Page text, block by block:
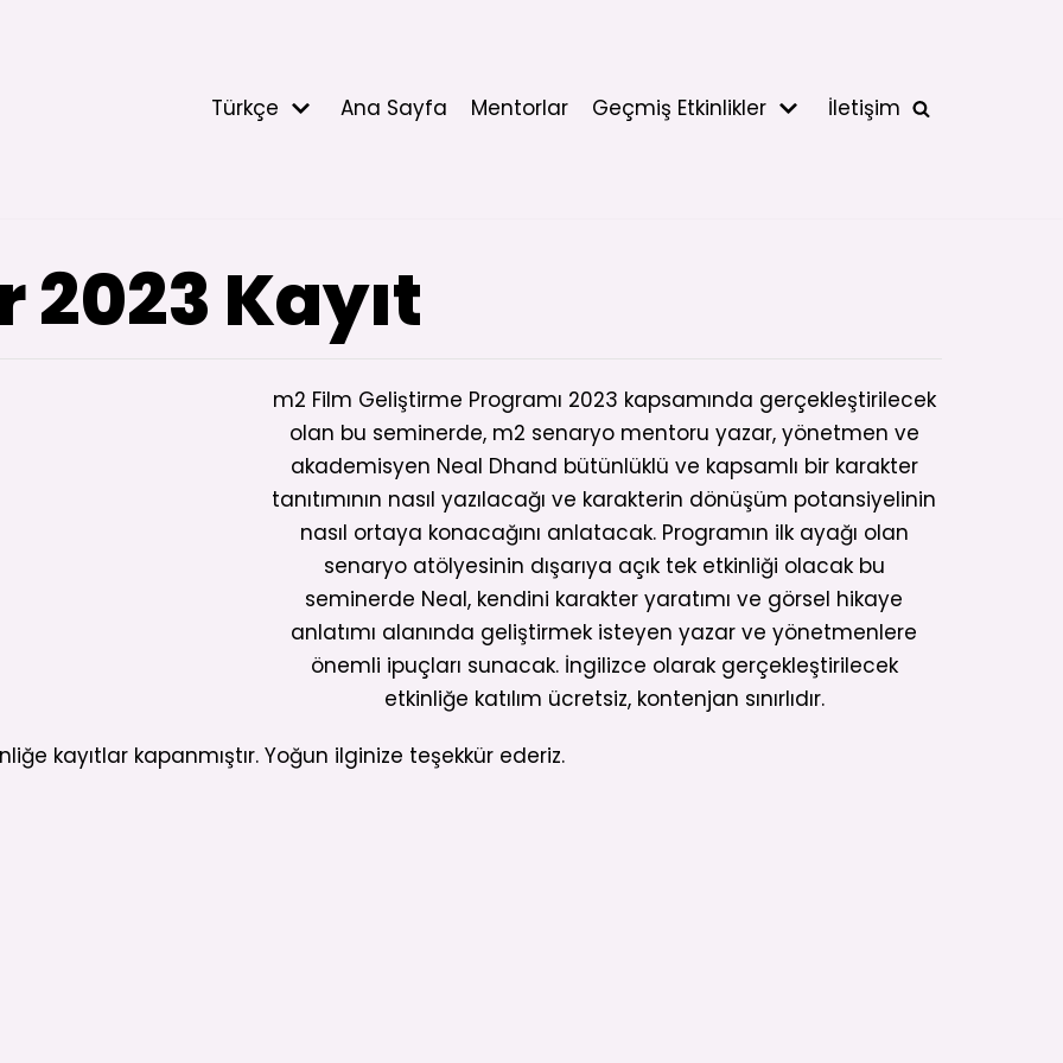
Türkçe Ana Sayfa Mentorlar Geçmiş Etkinlikler İletişim
Kayıt
m2 Film Geliştirme Programı 2023 kapsamında gerçekleştirilecek
olan bu seminerde, m2 senaryo mentoru yazar, yönetmen ve
akademisyen Neal Dhand bütünlüklü ve kapsamlı bir karakter
tanıtımının nasıl yazılacağı ve karakterin dönüşüm potansiyelinin
nasıl ortaya konacağını anlatacak. Programın ilk ayağı olan
senaryo atölyesinin dışarıya açık tek etkinliği olacak bu
seminerde Neal, kendini karakter yaratımı ve görsel hikaye
anlatımı alanında geliştirmek isteyen yazar ve yönetmenlere
önemli ipuçları sunacak. İngilizce olarak gerçekleştirilecek
etkinliğe katılım ücretsiz, kontenjan sınırlıdır.
kayıtlar kapanmıştır. Yoğun ilginize teşekkür ederiz.